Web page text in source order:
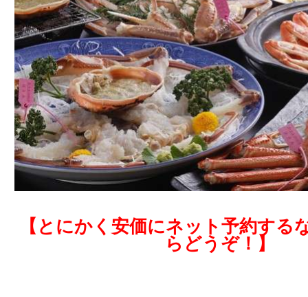
【とにかく安価にネット予約する
らどうぞ！】